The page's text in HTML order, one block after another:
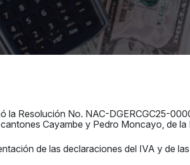
la Resolución No. NAC-DGERCGC25-
Cayambe y Pedro Moncayo, de
de las declaraciones del IVA y de